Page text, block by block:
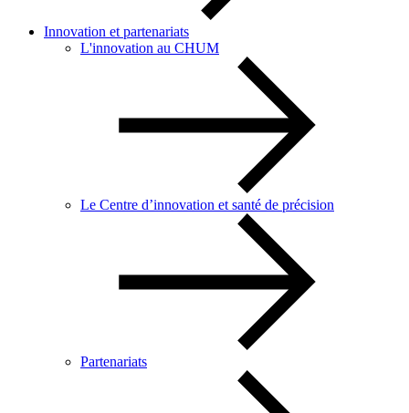
Innovation et partenariats
L'innovation au CHUM
Le Centre d’innovation et santé de précision
Partenariats